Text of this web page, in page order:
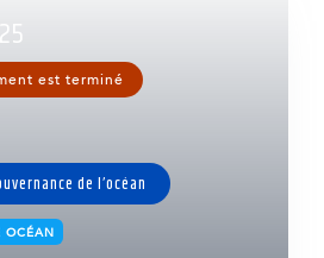
est terminé
de l’océan
OCÉAN